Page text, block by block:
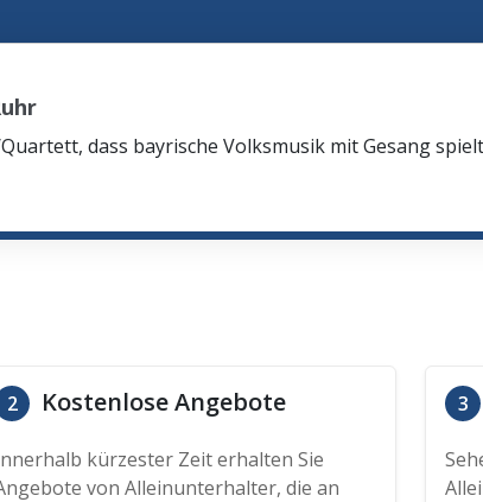
dass bayrische Volksmusik mit Gesang
2 Kostenlose Angebote
kürzester Zeit erhalten Sie
von Alleinunterhalter, die an
3